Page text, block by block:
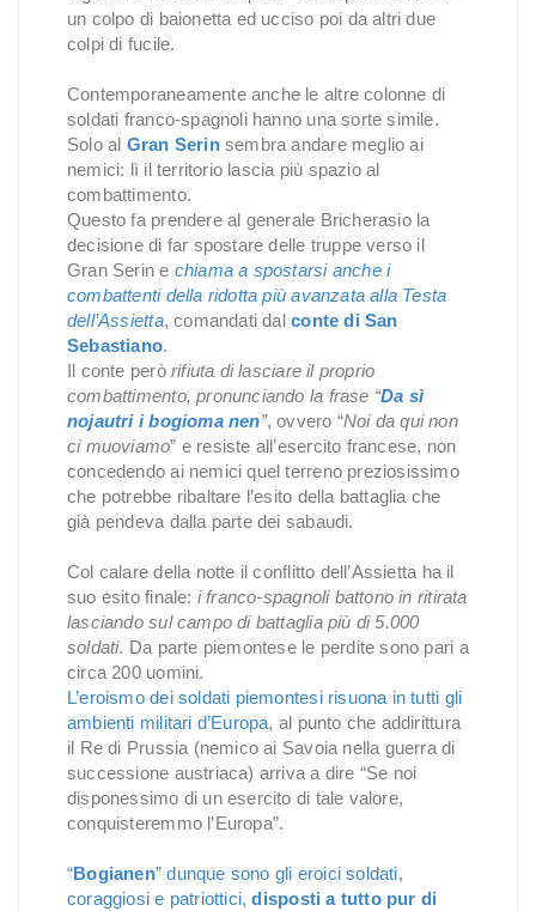
un colpo di baionetta ed ucciso poi da altri due
colpi di fucile.
Contemporaneamente anche le altre colonne di
soldati franco-spagnoli hanno una sorte simile.
Solo al Gran Serinsembra andare meglio ai
nemici: lì il territorio lascia più spazio al
combattimento.
Questo fa prendere al generale Bricherasio la
decisione di far spostare delle truppe verso il
Gran Serin e chiama a spostarsi anche i
combattenti della ridotta più avanzata alla Testa
dell’Assietta, comandati dalconte di San
Sebastiano.
Il conte però rifiuta di lasciare il proprio
combattimento, pronunciando la frase “Da sì
nojautri i bogioma nen”, ovvero “Noi da qui non
ci muoviamo” e resiste all’esercito francese, non
concedendo ai nemici quel terreno preziosissimo
che potrebbe ribaltare l’esito della battaglia che
già pendeva dalla parte dei sabaudi.
Col calare della notte il conflitto dell’Assietta ha il
suo esito finale: i franco-spagnoli battono in ritirata
lasciando sul campo di battaglia più di 5.000
soldati. Da parte piemontese le perdite sono pari a
circa 200 uomini.
L’eroismo dei soldati piemontesi risuona in tutti gli
ambienti militari d’Europa, al punto che addirittura
il Re di Prussia (nemico ai Savoia nella guerra di
successione austriaca) arriva a dire “Se noi
disponessimo di un esercito di tale valore,
conquisteremmo l’Europa”.
“Bogianen” dunque sono gli eroici soldati,
coraggiosi e patriottici,disposti a tutto pur di